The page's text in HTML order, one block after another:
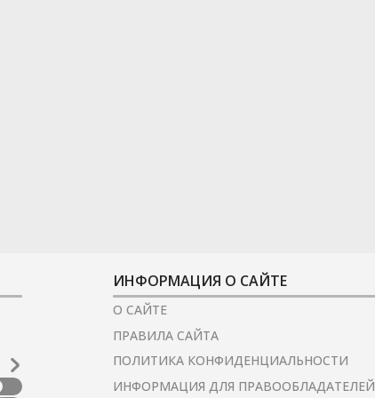
ИНФОРМАЦИЯ О САЙТЕ
О САЙТЕ
ПРАВИЛА САЙТА
ПОЛИТИКА КОНФИДЕНЦИАЛЬНОСТИ
ИНФОРМАЦИЯ ДЛЯ ПРАВООБЛАДАТЕЛЕЙ